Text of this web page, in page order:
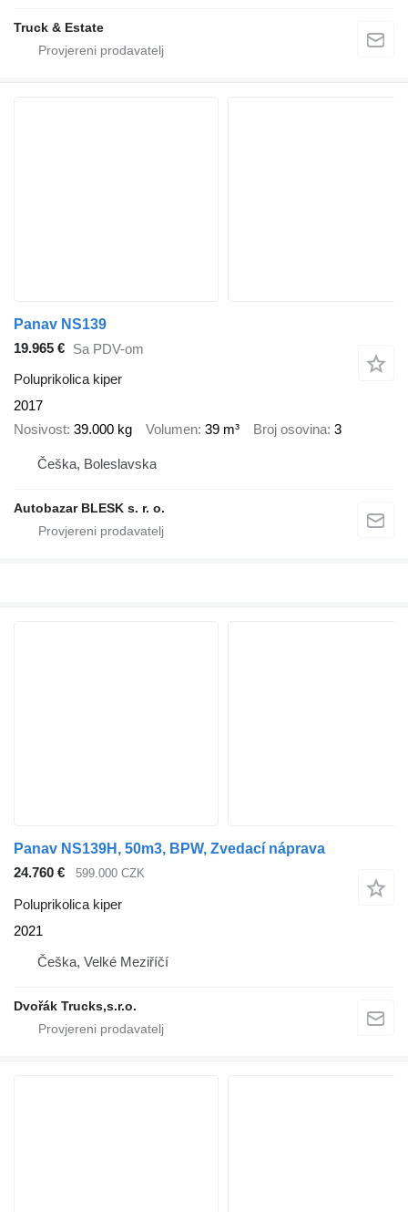
Truck & Estate
Panav NS139
19.965 € Sa PDV-om
Poluprikolica kiper
2017
Nosivost 39.000 kg Volumen 39 m³ Broj osovina 3
Češka, Boleslavska
Autobazar BLESK s. r. o.
Panav NS139H, 50m3, BPW, Zvedací náprava
24.760 €
599.000 CZK
Poluprikolica kiper
2021
Češka, Velké Meziříčí
Dvořák Trucks,s.r.o.